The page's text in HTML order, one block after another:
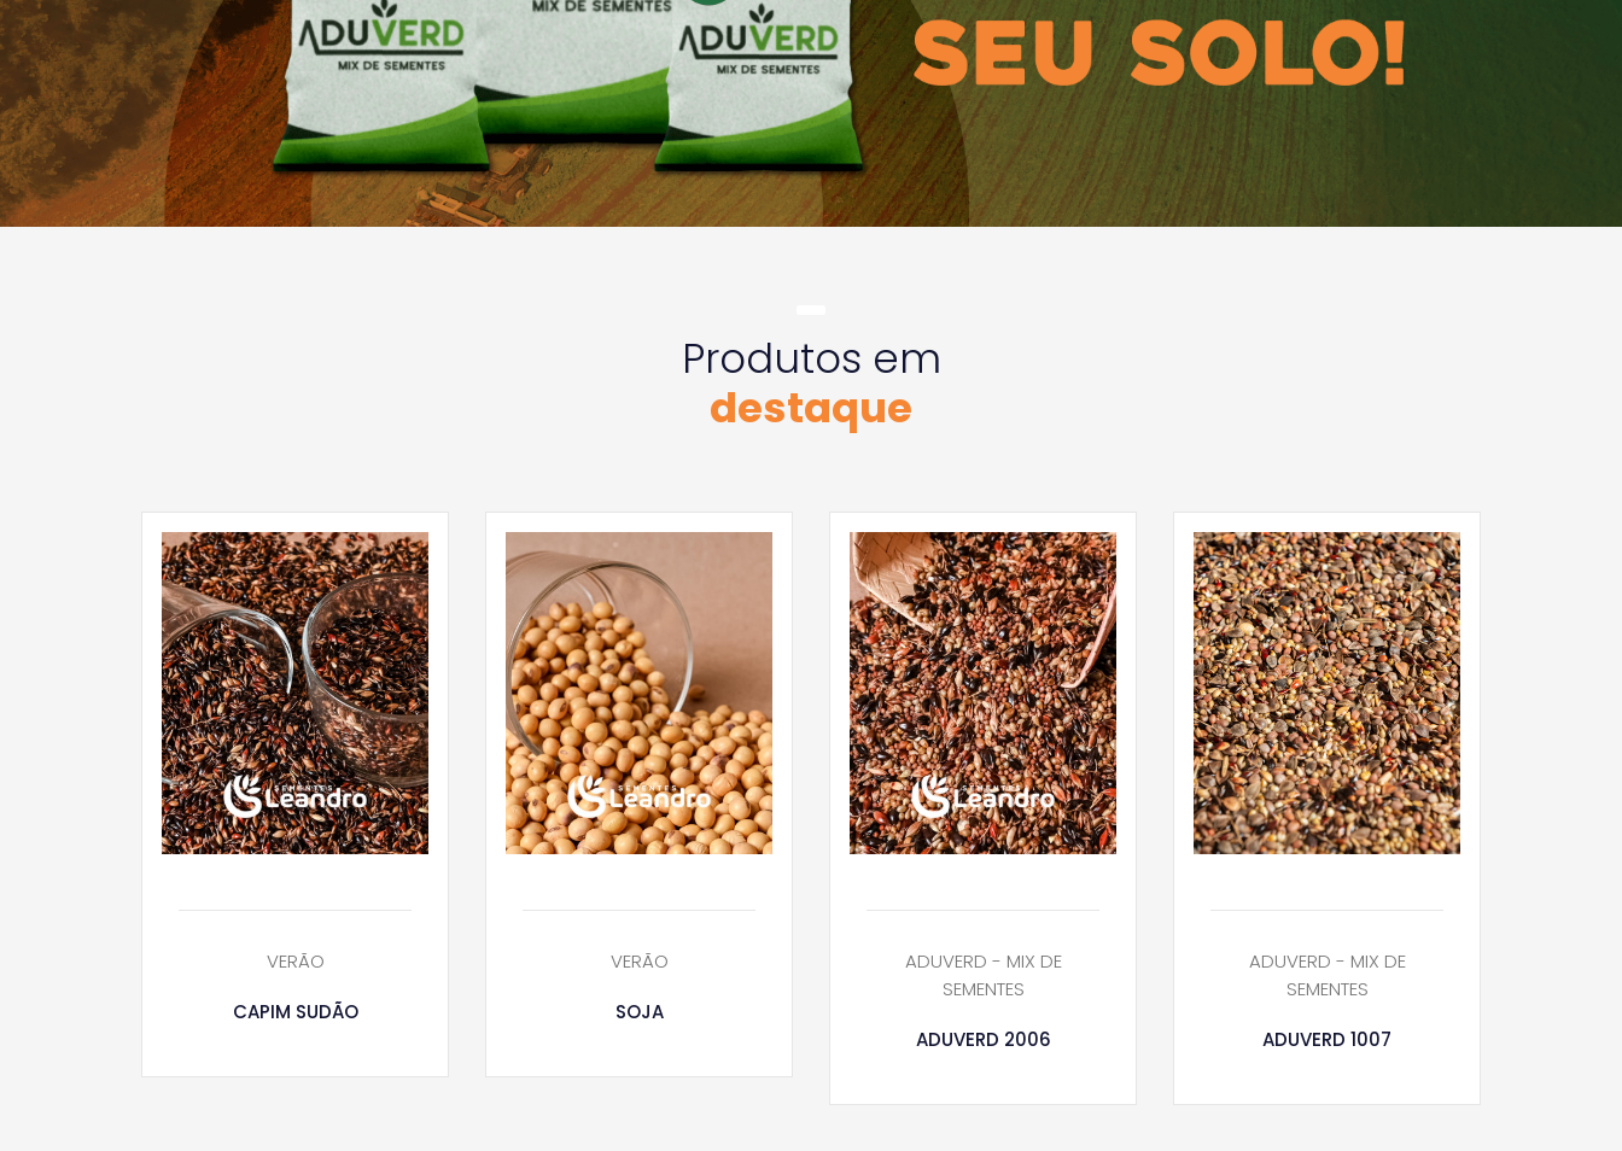
Produtos em
destaque
VERÃO
CAPIM SUDÃO
VERÃO
SOJA
ADUVERD - MIX DE
SEMENTES
ADUVERD 2006
ADUVERD - MIX DE
SEMENTES
ADUVERD 1007